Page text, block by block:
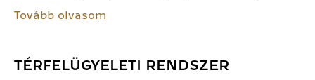
Tovább olvasom
TÉRFELÜGYELETI RENDSZER